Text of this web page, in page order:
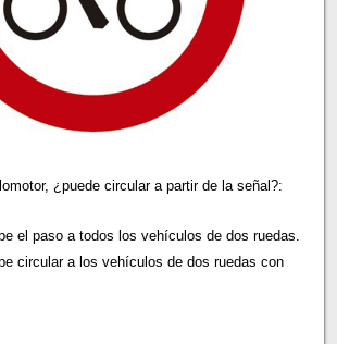
¿puede circular a partir de la señal?:
el paso a todos los vehículos de dos ruedas.
circular a los vehículos de dos ruedas con